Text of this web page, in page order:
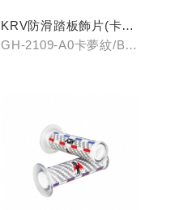
KRV防滑踏板飾片(卡夢
紋/金屬髮絲)
GH-2109-A0卡夢紋/B0